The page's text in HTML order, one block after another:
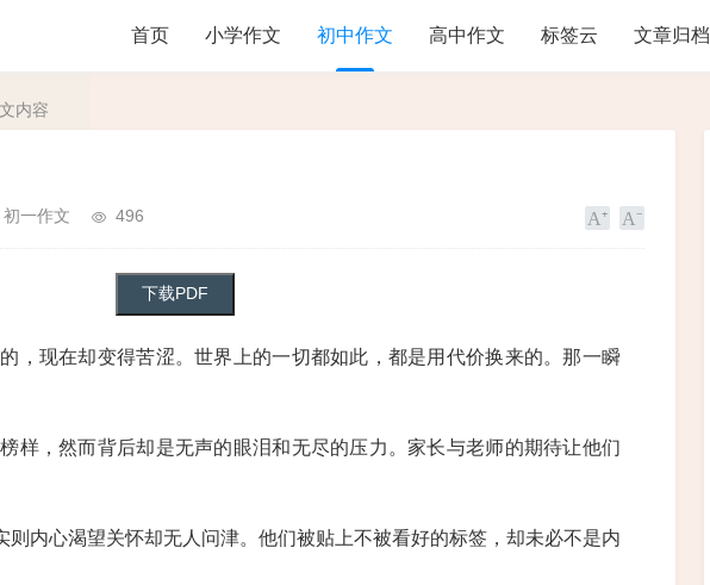
首页 小学作文 初中作文 高中作文 标签云 文章归档
内容
初一作文 496
，现在却变得苦涩。世界上的一切都如此，都是用代价换来的。那一瞬
样，然而背后却是无声的眼泪和无尽的压力。家长与老师的期待让他们
则内心渴望关怀却无人问津。他们被贴上不被看好的标签，却未必不是内